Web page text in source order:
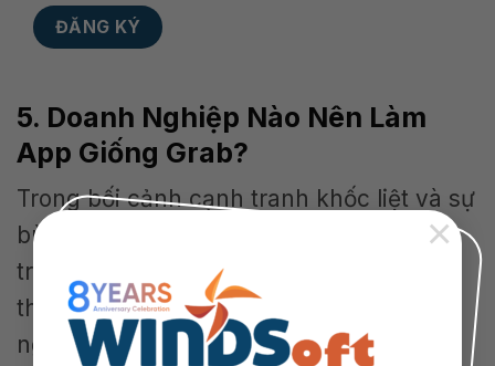
×
5. Doanh Nghiệp Nào Nên Làm
App Giống Grab?
Trong bối cảnh cạnh tranh khốc liệt và sự
bùng nổ của công nghệ số, việc phát
triển một ứng dụng giống Grab đang trở
thành xu hướng tất yếu cho các doanh
nghiệp muốn nâng cao dịch vụ và mở